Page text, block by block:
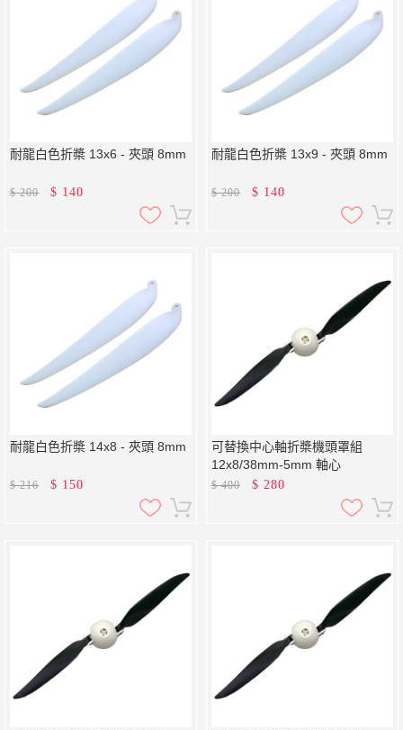
耐龍白色折槳 13x6 - 夾頭 8mm
$200 $ 140
耐龍白色折槳 13x9 - 夾頭 8mm
$200 $ 140
耐龍白色折槳 14x8 - 夾頭 8mm
$216 $ 150
可替換中心軸折槳機頭罩組
12x8/38mm-5mm 軸心
$400 $ 280